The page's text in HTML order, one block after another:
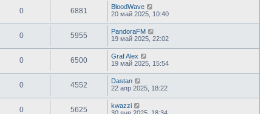
0 6881
BloodWave
20 май 2025, 10:40
0 5955
PandoraFM
19 май 2025, 22:02
0 6500
Graf Alex
19 май 2025, 15:54
0 4552
Dastan
22 апр 2025, 18:22
0 5625
kwazzi
30 янв 2025, 18:34